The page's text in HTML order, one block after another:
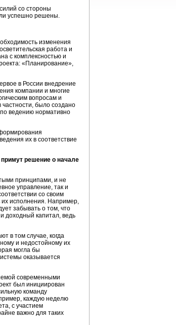
со стороны
успешно решены.
изменения
работа и
с комплексностью и
«Планирование»,
в России внедрение
компании и многие
вопросам и
частности, было создано
ведению нормативно
их в соответствие
решение о начале
принципами, и не
управление, так и
со своим
их исполнения. Например,
забывать о том, что
доходный капитал, ведь
в том случае, когда
и недостойному их
могла бы
оказывается
современными
был инициирован
команду
каждую неделю
с участием
важно для таких